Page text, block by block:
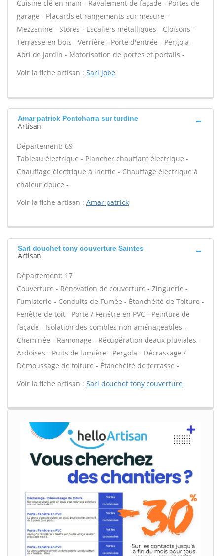
Cuisine clé en main - Ravalement de façade - Portes de
garage - Placards et rangements sur mesure -
Mezzanine - Stores - Escaliers métalliques - Cloisons -
Terrasse en bois - Verrière - Porte d'entrée - Pergola -
Abri de jardin - Motorisation de portes et portails -
Voir la fiche artisan : Sarl jobe
Amar patrick Pontcharra sur turdine
Artisan
Département: 69
Tableau électrique - Plancher chauffant électrique -
Chauffage électrique à inertie - Chauffage électrique à
chaleur douce -
Voir la fiche artisan : Amar patrick
Sarl douchet tony couverture Saintes
Artisan
Département: 17
Couverture - Rénovation de couverture - Zinguerie -
Fumisterie - Conduits de Fumée - Étanchéité de Toiture -
Fenêtre de toit - Porte / Fenêtre en PVC - Peinture de
façade - Isolation des combles non aménageables -
Cheminée - Ramonage - Récupération deaux pluviales -
Ardoises - Puits de lumière - Pergola - Décrassage /
Démoussage de toiture - Étanchéité de terrasse -
Voir la fiche artisan : Sarl douchet tony couverture